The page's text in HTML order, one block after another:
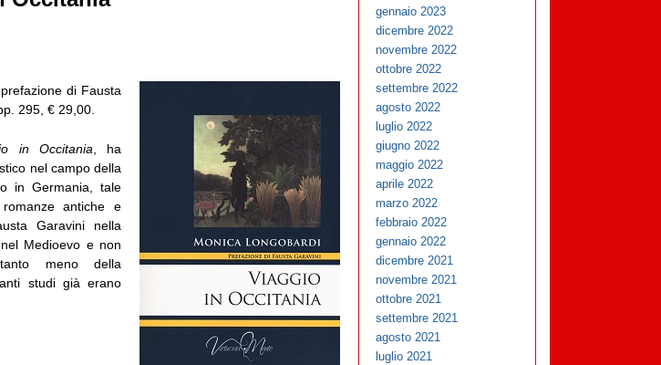
, prefazione di Fausta
295, € 29,00.
in Occitania , ha
nel campo della
in Germania, tale
antiche e
Garavini nella
Medioevo e non
meno della
studi già erano
gennaio 2023
dicembre 2022
novembre 2022
ottobre 2022
settembre 2022
agosto 2022
luglio 2022
giugno 2022
maggio 2022
aprile 2022
marzo 2022
febbraio 2022
gennaio 2022
dicembre 2021
novembre 2021
ottobre 2021
settembre 2021
agosto 2021
luglio 2021